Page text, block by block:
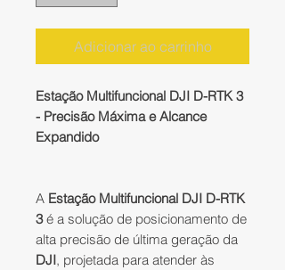
Adicionar ao carrinho
Estação Multifuncional DJI D-RTK 3
- Precisão Máxima e Alcance
Expandido
A Estação Multifuncional DJI D-RTK
3é a solução de posicionamento de
alta precisão de última geração da
DJI, projetada para atender às